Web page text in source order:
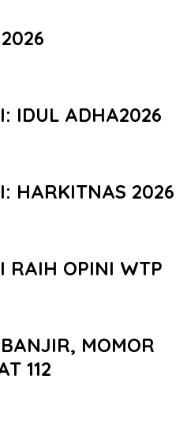
IDUL ADHA2026
HARKITNAS 2026
RAIH OPINI WTP
MOMOR
112